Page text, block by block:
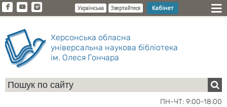
Українська Звертайтеся Кабінет
Херсонська обласна
універсальна наукова бібліотека
ім. Олеся Гончара
ПН-ЧТ: 9:00-18:00